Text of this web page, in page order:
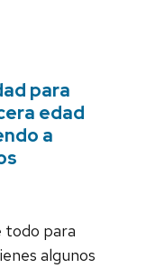
para
edad
a
todo para
algunos